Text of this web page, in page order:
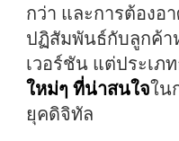
กว่า และการต้องอ
ปฏิสัมพันธ์กับลูกค้า
เวอร์ชัน แต่ประเภ
ใหม่ๆ ที่น่าสนใจใน
ยุคดิจิทัล